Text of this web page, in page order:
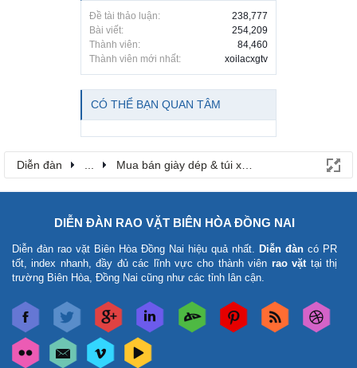
Đề tài thảo luận:
238,777
Bài viết:
254,209
Thành viên:
84,460
Thành viên mới nhất:
xoilacxgtv
CÓ THỂ BẠN QUAN TÂM
Diễn đàn Mua bán giày dép & túi xách
DIỄN ĐÀN RAO VẶT BIÊN HÒA ĐỒNG NAI
Diễn đàn rao vặt Biên Hòa Đồng Nai hiệu quả nhất. Diễn đàn có PR
tốt, index nhanh, đầy đủ các lĩnh vực cho thành viên rao vặt tại thị
trường Biên Hòa, Đồng Nai cũng như các tỉnh lân cận.